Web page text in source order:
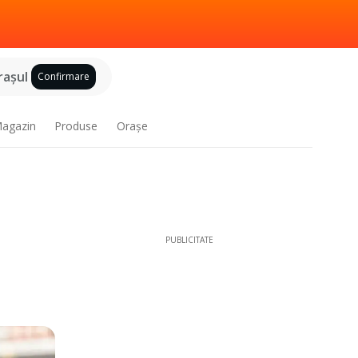
Confirmare
Produse Oraşe
PUBLICITATE